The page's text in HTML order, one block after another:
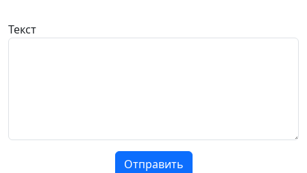
Текст
Отправить